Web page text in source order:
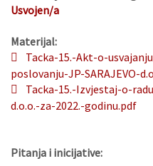
Usvojen/a
Materijal:
Tacka-15.-Akt-o-
poslovanju-JP-SARAJEVO-
Tacka-15.-Izvjestaj-o-
d.o.o.-za-2022.-godinu.pdf
Pitanja i inicijative: